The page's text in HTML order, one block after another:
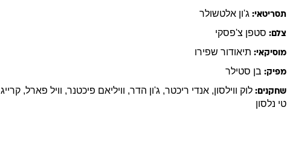
תסריטאי: ג'ון אלטשולר
צלם: סטפן צ'פסקי
מוסיקאי: תיאודור שפירו
מפיק: בן סטילר
שחקנים: לוק ווילסון, אנדי ריכטר, ג'ון הדר, וויליאם פיכטנר, וויל פארל, קרייג
טי נלסון